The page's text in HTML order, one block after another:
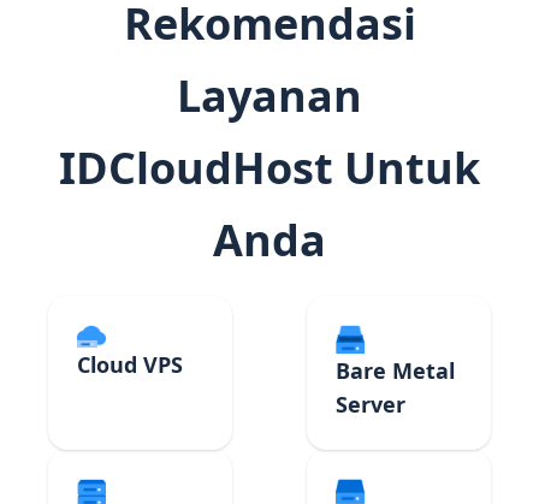
Rekomendasi
Layanan
IDCloudHost Untuk
Anda
Cloud VPS
Bare Metal
Server